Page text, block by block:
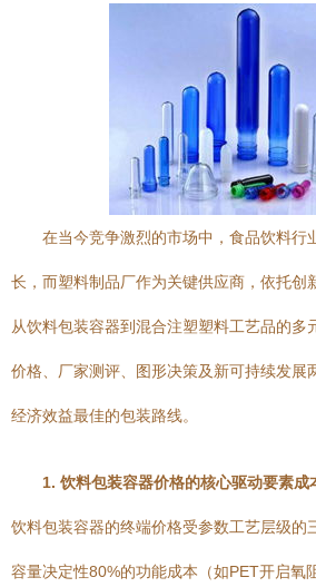
在当今竞争激烈的市场中，食品饮料行
长，而塑料制品厂作为关键供应商，依托创
从饮料包装容器到混合注塑塑料工艺品的多
价格、厂家测评、图形决策及新可持续发展
经济效益最佳的包装路线。
1. 饮料包装容器价格的核心驱动要素成
饮料包装容器的终端价格受参数工艺层级的
容量决定性80%的功能成本（如PET开启氧